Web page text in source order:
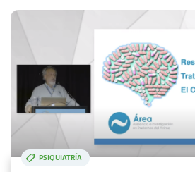
PSIQUIATRÍA